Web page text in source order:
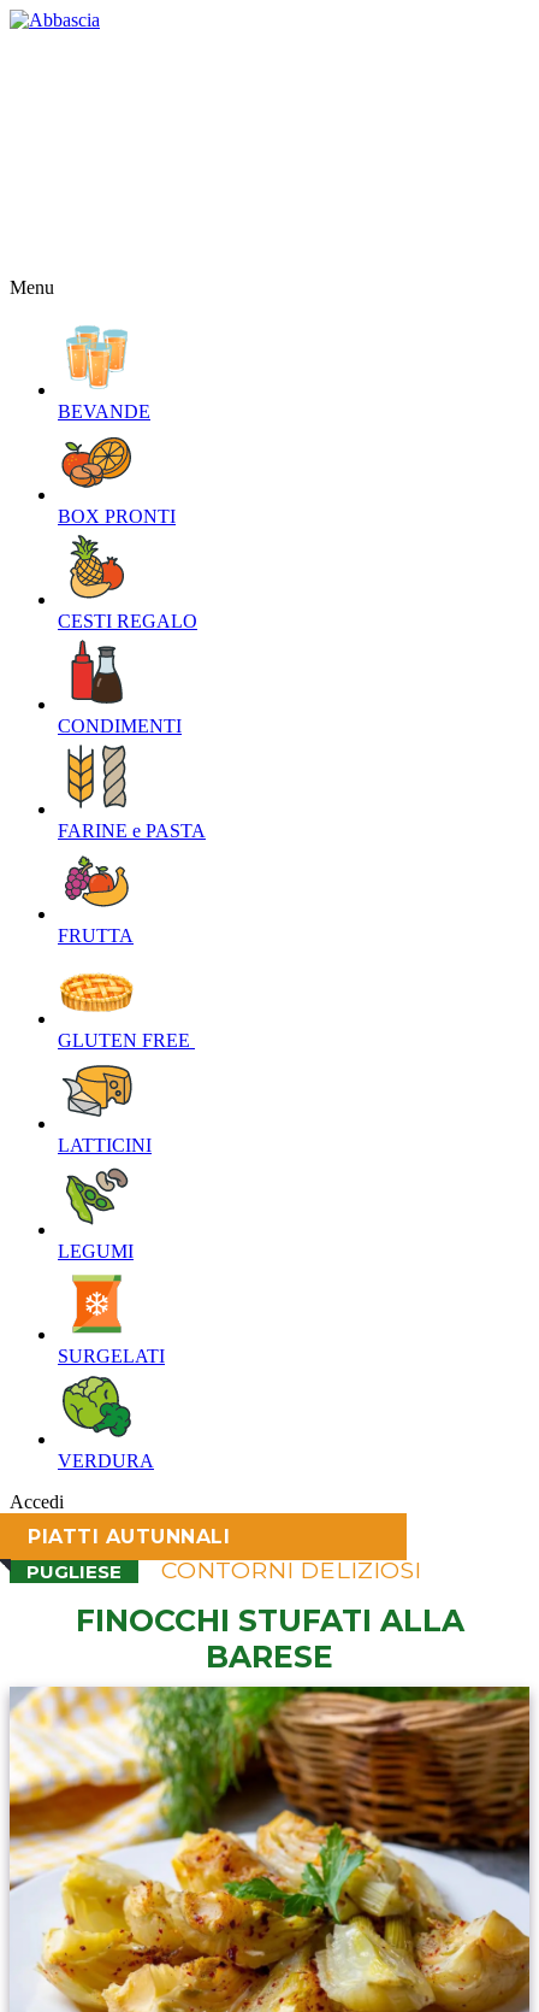
Menu
BEVANDE‎
BOX PRONTI‎
CESTI REGALO‎
CONDIMENTI‎
FARINE e PASTA‎
FRUTTA‎
GLUTEN FREE ‎
LATTICINI‎
LEGUMI‎
SURGELATI‎
VERDURA‎
Accedi
PIATTI AUTUNNALI
PUGLIESE
CONTORNI DELIZIOSI
FINOCCHI STUFATI ALLA
BARESE